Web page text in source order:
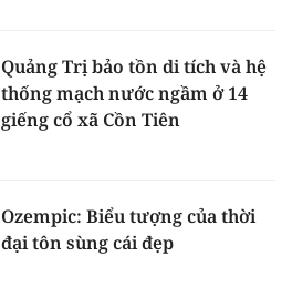
Quảng Trị bảo tồn di tích và hệ
thống mạch nước ngầm ở 14
giếng cổ xã Cồn Tiên
Ozempic: Biểu tượng của thời
đại tôn sùng cái đẹp